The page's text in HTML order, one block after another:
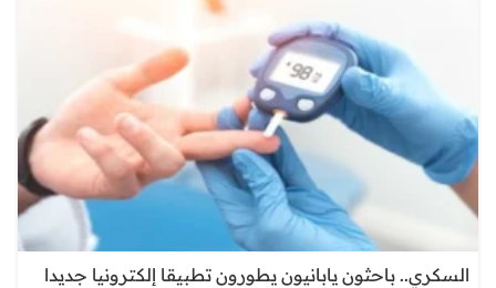
السكري.. باحثون يابانيون يطورون تطبيقا إلكترونيا جديدا